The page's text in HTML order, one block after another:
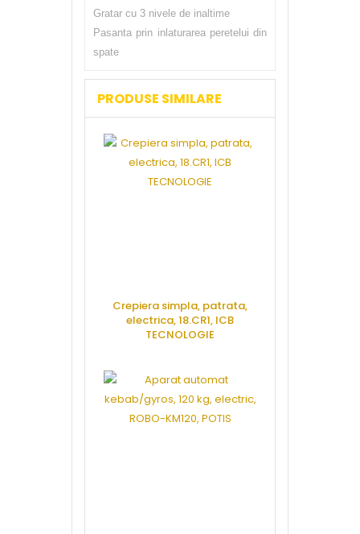
Gratar cu 3 nivele de inaltime
Pasanta prin inlaturarea peretelui din
spate
PRODUSE SIMILARE
Crepiera simpla, patrata,
electrica, 18.CR1, ICB
TECNOLOGIE